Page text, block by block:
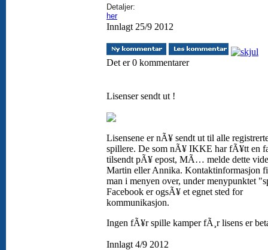
Detaljer:
her
Innlagt 25/9 2012
Det er 0 kommentarer
Lisenser sendt ut !
Lisensene er nÃ¥ sendt ut til alle
spillere. De som nÃ¥ IKKE har fÃ¥tt en
tilsendt pÃ¥ epost, MÃ… melde dette
Martin eller Annika. Kontaktinformasjon
man i menyen over, under menypunktet
Facebook er ogsÃ¥ et egnet sted for
kommunikasjon.
Ingen fÃ¥r spille kamper fÃ¸r lisens er
Innlagt 4/9 2012